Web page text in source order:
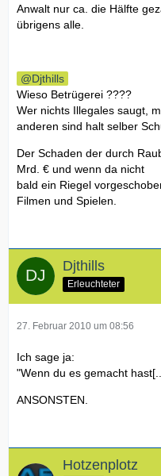
Anwalt nur ca. die Hälfte
übrigens alle.
Djthills
Wieso Betrügerei ????
Wer nichts Illegales saugt,
anderen sind halt selber
Der Schaden der durch
Mrd. € und wenn da nicht
bald ein Riegel
Filmen und Spielen.
Djthills
Erleuchteter
27. Februar 2010 um 08:56
Ich sage ja:
"Wenn du es gemacht
ANSONSTEN.
Hotzenplotz